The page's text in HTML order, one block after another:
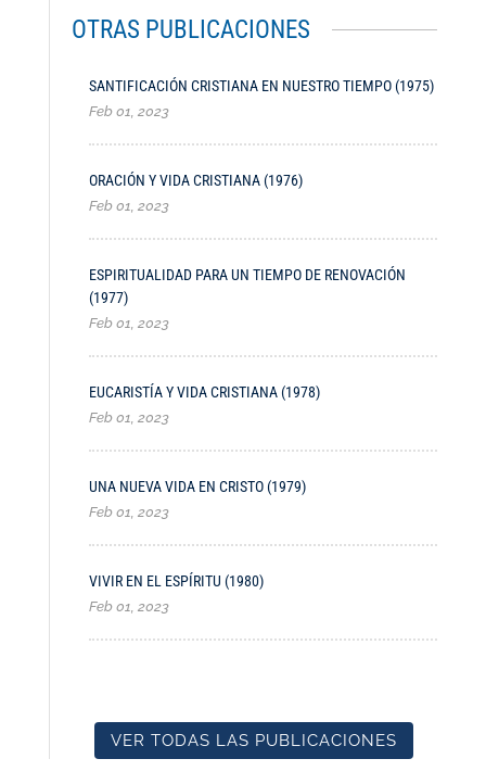
OTRAS PUBLICACIONES
SANTIFICACIÓN CRISTIANA EN NUESTRO TIEMPO (1975)
Feb 01, 2023
ORACIÓN Y VIDA CRISTIANA (1976)
Feb 01, 2023
ESPIRITUALIDAD PARA UN TIEMPO DE RENOVACIÓN
(1977)
Feb 01, 2023
EUCARISTÍA Y VIDA CRISTIANA (1978)
Feb 01, 2023
UNA NUEVA VIDA EN CRISTO (1979)
Feb 01, 2023
VIVIR EN EL ESPÍRITU (1980)
Feb 01, 2023
VER TODAS LAS PUBLICACIONES